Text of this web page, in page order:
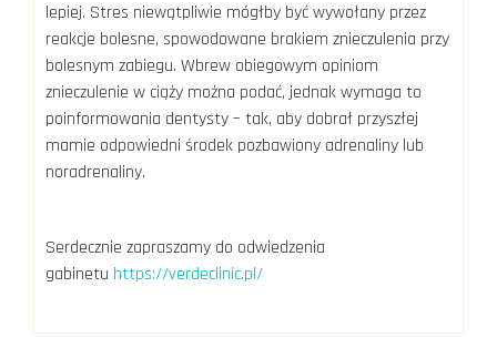
lepiej. Stres niewątpliwie mógłby być wywołany przez
reakcje bolesne, spowodowane brakiem znieczulenia przy
bolesnym zabiegu. Wbrew obiegowym opiniom
znieczulenie w ciąży można podać, jednak wymaga to
poinformowania dentysty – tak, aby dobrał przyszłej
mamie odpowiedni środek pozbawiony adrenaliny lub
noradrenaliny.
Serdecznie zapraszamy do odwiedzenia
gabinetu https://verdeclinic.pl/